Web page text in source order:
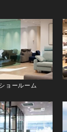
ョールーム